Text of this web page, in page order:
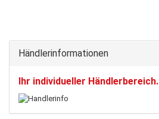
Händlerinformationen
Ihr individueller Händlerbereich.